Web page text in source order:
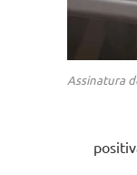
Assinatura